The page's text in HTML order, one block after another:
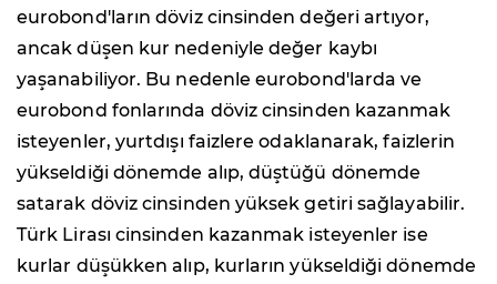
eurobond'ların döviz cinsinden değeri artıyor,
ancak düşen kur nedeniyle değer kaybı
yaşanabiliyor. Bu nedenle eurobond'larda ve
eurobond fonlarında döviz cinsinden kazanmak
isteyenler, yurtdışı faizlere odaklanarak, faizlerin
yükseldiği dönemde alıp, düştüğü dönemde
satarak döviz cinsinden yüksek getiri sağlayabilir.
Türk Lirası cinsinden kazanmak isteyenler ise
kurlar düşükken alıp, kurların yükseldiği dönemde